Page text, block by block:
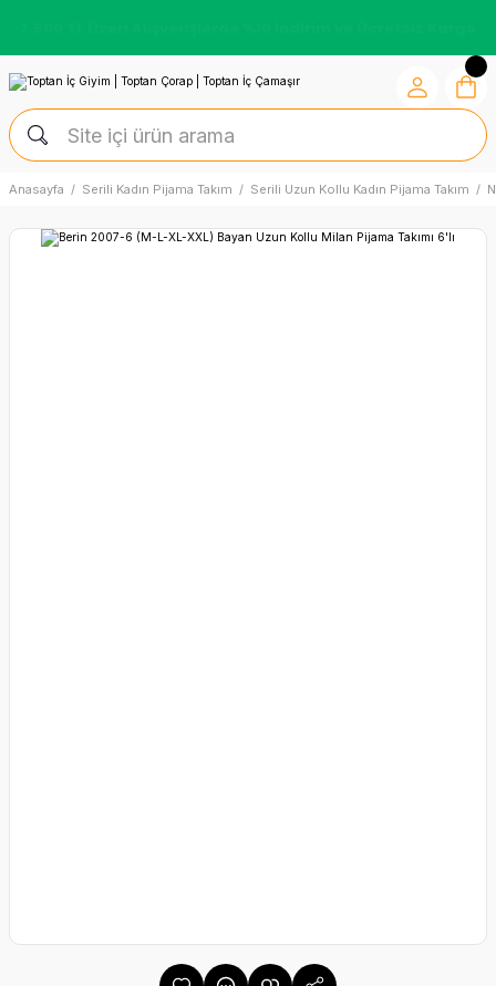
Anasayfa Serili Kadın Pijama Takım Serili Uzun Kollu Kadın Pijama Takım